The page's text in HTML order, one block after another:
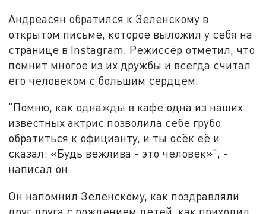
Андреасян обратился к Зеленскому в
открытом письме, которое выложил у себя на
странице в Instagram. Режиссёр отметил, что
помнит многое из их дружбы и всегда считал
его человеком с большим сердцем.
"Помню, как однажды в кафе одна из наших
известных актрис позволила себе грубо
обратиться к официанту, и ты осёк её и
сказал: «Будь вежлива - это человек»", -
написал он.
Он напомнил Зеленскому, как поздравляли